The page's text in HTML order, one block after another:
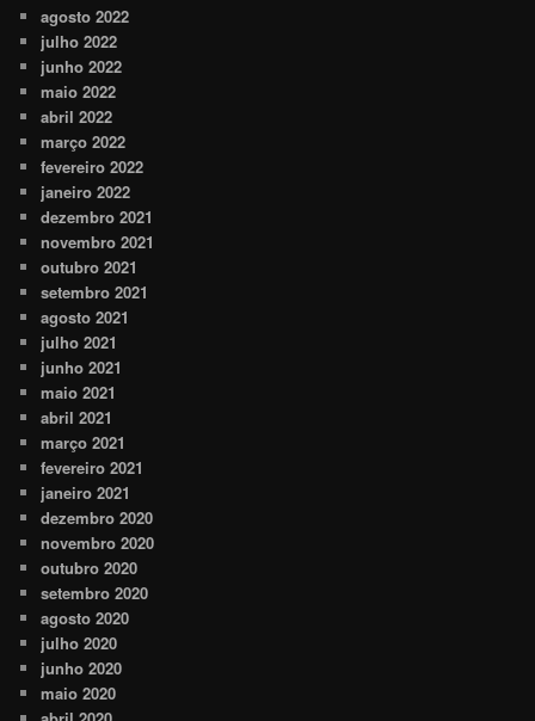
agosto 2022
julho 2022
junho 2022
maio 2022
abril 2022
março 2022
fevereiro 2022
janeiro 2022
dezembro 2021
novembro 2021
outubro 2021
setembro 2021
agosto 2021
julho 2021
junho 2021
maio 2021
abril 2021
março 2021
fevereiro 2021
janeiro 2021
dezembro 2020
novembro 2020
outubro 2020
setembro 2020
agosto 2020
julho 2020
junho 2020
maio 2020